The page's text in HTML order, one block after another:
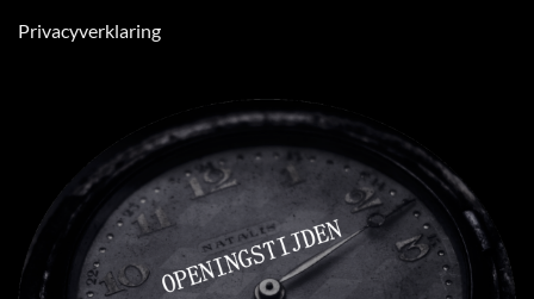
Privacyverklaring